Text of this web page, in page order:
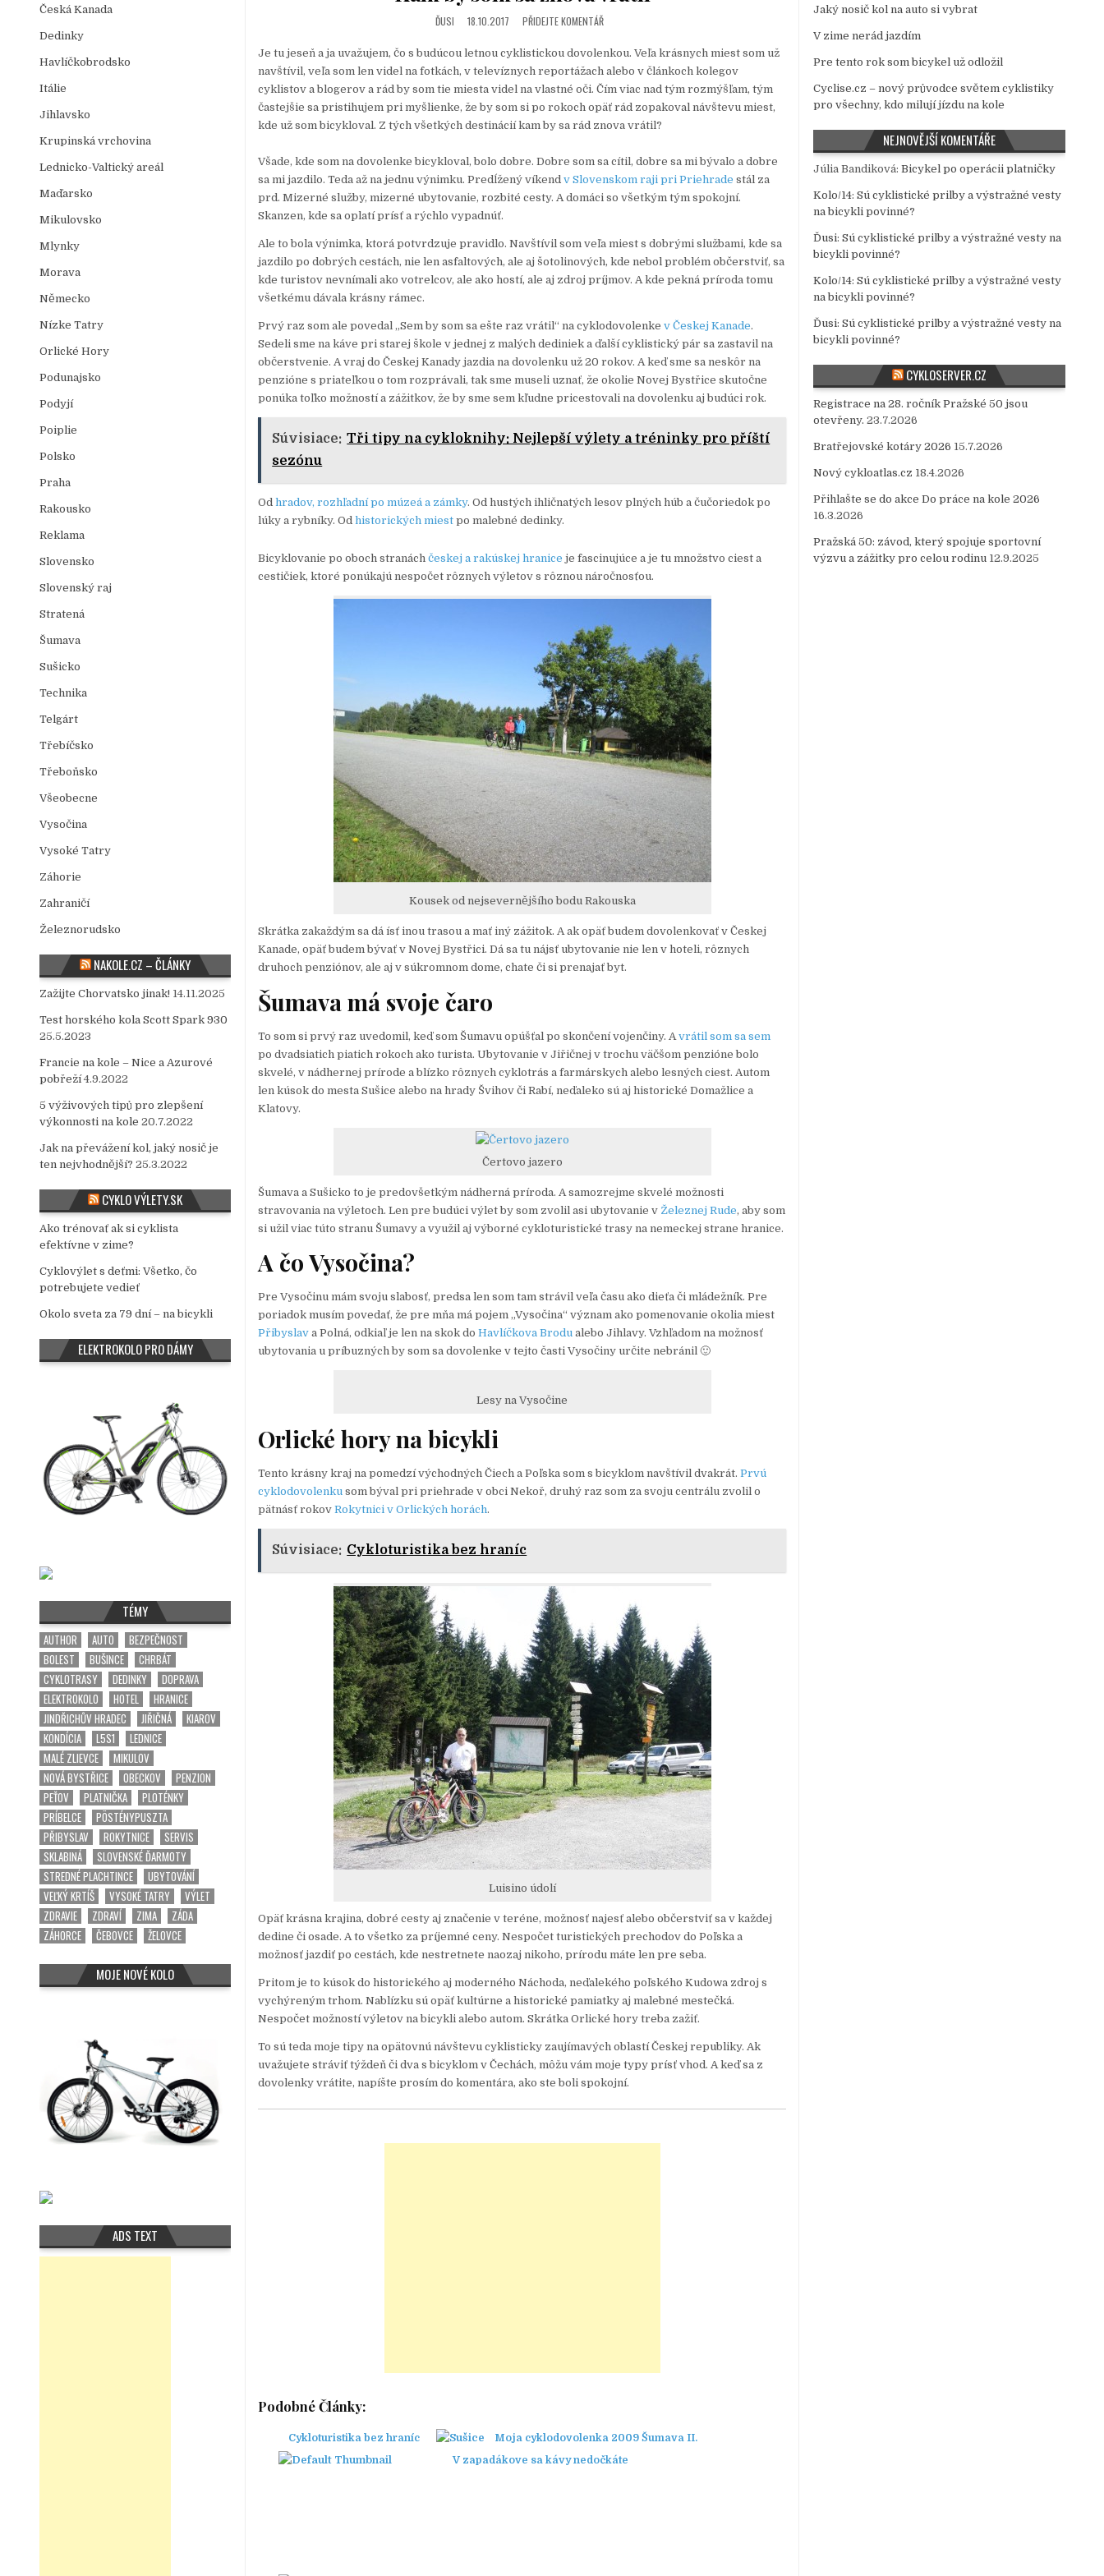
T
E
I
N
ĎUSI 18.10.2017 PŘIDEJTE KOMENTÁŘ
Je tu jeseň a ja uvažujem, čo s budúcou letnou cyklistickou dovolenkou. Veľa krásnych miest som už
navštívil, veľa som len videl na fotkách, v televíznych reportážach alebo v článkoch kolegov
cyklistov a blogerov a rád by som tie miesta videl na vlastné oči. Čím viac nad tým rozmýšľam, tým
častejšie sa pristihujem pri myšlienke, že by som si po rokoch opäť rád zopakoval návštevu miest,
kde už som bicykloval. Z tých všetkých destinácií kam by sa rád znova vrátil?
Všade, kde som na dovolenke bicykloval, bolo dobre. Dobre som sa cítil, dobre sa mi bývalo a dobre
sa mi jazdilo. Teda až na jednu výnimku. Predĺžený víkendv Slovenskom raji pri Priehrade stál za
prd. Mizerné služby, mizerné ubytovanie, rozbité cesty. A domáci so všetkým tým spokojní.
Skanzen, kde sa oplatí prísť a rýchlo vypadnúť.
Ale to bola výnimka, ktorá potvrdzuje pravidlo. Navštívil som veľa miest s dobrými službami, kde sa
jazdilo po dobrých cestách, nie len asfaltových, ale aj šotolinových, kde nebol problém občerstviť, sa
kde turistov nevnímali ako votrelcov, ale ako hostí, ale aj zdroj príjmov. A kde pekná príroda tomu
všetkému dávala krásny rámec.
Prvý raz som ale povedal „Sem by som sa ešte raz vrátil“ na cyklodovolenkev Českej Kanade.
Sedeli sme na káve pri starej škole v jednej z malých dediniek a ďalší cyklistický pár sa zastavil na
občerstvenie. A vraj do Českej Kanady jazdia na dovolenku už 20 rokov. A keď sme sa neskôr na
penzióne s priateľkou o tom rozprávali, tak sme museli uznať, že okolie Novej Bystřice skutočne
ponúka toľko možností a zážitkov, že by sme sem kľudne pricestovali na dovolenku aj budúci rok.
Súvisiace: Tři tipy na cykloknihy: Nejlepší výlety a tréninky pro příští
sezónu
Odhradov, rozhľadní po múzeá a zámky. Od hustých ihličnatých lesov plných húb a čučoriedok po
lúky a rybníky. Odhistorických miest po malebné dedinky.
Bicyklovanie po oboch stranáchčeskej a rakúskej hranice je fascinujúce a je tu množstvo ciest a
cestičiek, ktoré ponúkajú nespočet rôznych výletov s rôznou náročnosťou.
Kousek od nejsevernějšího bodu Rakouska
Skrátka zakaždým sa dá ísť inou trasou a mať iný zážitok. A ak opäť budem dovolenkovať v Českej
Kanade, opäť budem bývať v Novej Bystřici. Dá sa tu nájsť ubytovanie nie len v hoteli, rôznych
druhoch penziónov, ale aj v súkromnom dome, chate či si prenajať byt.
Šumava má svoje čaro
To som si prvý raz uvedomil, keď som Šumavu opúšťal po skončení vojenčiny. Avrátil som sa sem
po dvadsiatich piatich rokoch ako turista. Ubytovanie v Jiřičnej v trochu väčšom penzióne bolo
skvelé, v nádhernej prírode a blízko rôznych cyklotrás a farmárskych alebo lesných ciest. Autom
len kúsok do mesta Sušice alebo na hrady Švihov či Rabí, neďaleko sú aj historické Domažlice a
Klatovy.
Čertovo jazero
Šumava a Sušicko to je predovšetkým nádherná príroda. A samozrejme skvelé možnosti
stravovania na výletoch. Len pre budúci výlet by som zvolil asi ubytovanie v Železnej Rude, aby som
si užil viac túto stranu Šumavy a využil aj výborné cykloturistické trasy na nemeckej strane hranice.
A čo Vysočina?
Pre Vysočinu mám svoju slabosť, predsa len som tam strávil veľa času ako dieťa či mládežník. Pre
poriadok musím povedať, že pre mňa má pojem „Vysočina“ význam ako pomenovanie okolia miest
Přibyslav a Polná, odkiaľ je len na skok doHavlíčkova Brodu alebo Jihlavy. Vzhľadom na možnosť
ubytovania u príbuzných by som sa dovolenke v tejto časti Vysočiny určite nebránil 🙂
Lesy na Vysočine
Orlické hory na bicykli
Tento krásny kraj na pomedzí východných Čiech a Poľska som s bicyklom navštívil dvakrát.Prvú
cyklodovolenku som býval pri priehrade v obci Nekoř, druhý raz som za svoju centrálu zvolil o
pätnásť rokovRokytnici v Orlických horách.
Súvisiace: Cykloturistika bez hraníc
Luisino údolí
Opäť krásna krajina, dobré cesty aj značenie v teréne, možnosť najesť alebo občerstviť sa v každej
dedine či osade. A to všetko za príjemné ceny. Nespočet turistických prechodov do Poľska a
možnosť jazdiť po cestách, kde nestretnete naozaj nikoho, prírodu máte len pre seba.
Pritom je to kúsok do historického aj moderného Náchoda, neďalekého poľského Kudowa zdroj s
vychýreným trhom. Nablízku sú opäť kultúrne a historické pamiatky aj malebné mestečká.
Nespočet možností výletov na bicykli alebo autom. Skrátka Orlické hory treba zažiť.
To sú teda moje tipy na opätovnú návštevu cyklisticky zaujímavých oblastí Českej republiky. Ak
uvažujete stráviť týždeň či dva s bicyklom v Čechách, môžu vám moje typy prísť vhod. A keď sa z
dovolenky vrátite, napíšte prosím do komentára, ako ste boli spokojní.
Podobné Články:
Cykloturistika bez hraníc
Moja cyklodovolenka 2009 Šumava II.
V zapadákove sa kávy nedočkáte
Česká Kanada
Dedinky
Havlíčkobrodsko
Itálie
Jihlavsko
Krupinská vrchovina
Lednicko-Valtický areál
Maďarsko
Mikulovsko
Mlynky
Morava
Německo
Nízke Tatry
Orlické Hory
Podunajsko
Podyjí
Poiplie
Polsko
Praha
Rakousko
Reklama
Slovensko
Slovenský raj
Stratená
Šumava
Sušicko
Technika
Telgárt
Třebíčsko
Třeboňsko
Všeobecne
Vysočina
Vysoké Tatry
Záhorie
Zahraničí
Železnorudsko
NAKOLE.CZ – ČLÁNKY
Zažijte Chorvatsko jinak! 14.11.2025
Test horského kola Scott Spark 930
25.5.2023
Francie na kole – Nice a Azurové
pobřeží 4.9.2022
5 výživových tipů pro zlepšení
výkonnosti na kole 20.7.2022
Jak na převážení kol, jaký nosič je
ten nejvhodnější? 25.3.2022
CYKLO VÝLETY.SK
Ako trénovať ak si cyklista
efektívne v zime?
Cyklovýlet s deťmi: Všetko, čo
potrebujete vedieť
Okolo sveta za 79 dní – na bicykli
ELEKTROKOLO PRO DÁMY
TÉMY
AUTHOR AUTO
BEZPEČNOST
BOLEST
BUŠINCE
CHRBÁT
CYKLOTRASY
DEDINKY
DOPRAVA
ELEKTROKOLO
HOTEL
HRANICE
JINDŘICHŮV HRADEC
JIŘIČNÁ
KIAROV
KONDÍCIA
L5S1
LEDNICE
MALÉ ZLIEVCE
MIKULOV
NOVÁ BYSTŘICE
OBECKOV
PENZION
PEŤOV
PLATNIČKA
PLOTÉNKY
PRÍBELCE
PÖSTÉNYPUSZTA
PŘIBYSLAV
ROKYTNICE
SERVIS
SKLABINÁ
SLOVENSKÉ ĎARMOTY
STREDNÉ PLACHTINCE
UBYTOVÁNÍ
VEĽKÝ KRTÍŠ
VYSOKÉ TATRY
VÝLET
ZDRAVIE
ZDRAVÍ ZIMA
ZÁDA
ZÁHORCE
ČEBOVCE ŽELOVCE
MOJE NOVÉ KOLO
ADS TEXT
Jaký nosič kol na auto si vybrat
V zime nerád jazdím
Pre tento rok som bicykel už odložil
Cyclise.cz – nový průvodce světem cyklistiky
pro všechny, kdo milují jízdu na kole
NEJNOVĚJŠÍ KOMENTÁŘE
Júlia Bandiková: Bicykel po operácii platničky
Kolo/14: Sú cyklistické prilby a výstražné vesty
na bicykli povinné?
Ďusi: Sú cyklistické prilby a výstražné vesty na
bicykli povinné?
Kolo/14: Sú cyklistické prilby a výstražné vesty
na bicykli povinné?
Ďusi: Sú cyklistické prilby a výstražné vesty na
bicykli povinné?
CYKLOSERVER.CZ
Registrace na 28. ročník Pražské 50 jsou
otevřeny. 23.7.2026
Bratřejovské kotáry 2026 15.7.2026
Nový cykloatlas.cz 18.4.2026
Přihlašte se do akce Do práce na kole 2026
16.3.2026
Pražská 50: závod, který spojuje sportovní
výzvu a zážitky pro celou rodinu 12.9.2025